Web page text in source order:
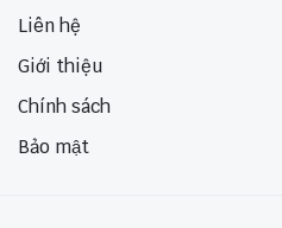
Liên hệ
Giới thiệu
Chính sách
Bảo mật